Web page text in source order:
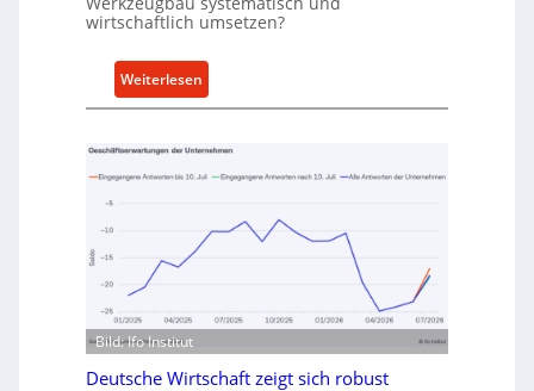
A
k
a
f
v
I
wirtschaftlich umsetzen?
Weiterlesen
M
t
h
d
ü
r
n
Bild: Ifo Institut
Deutsche Wirtschaft zeigt sich robust